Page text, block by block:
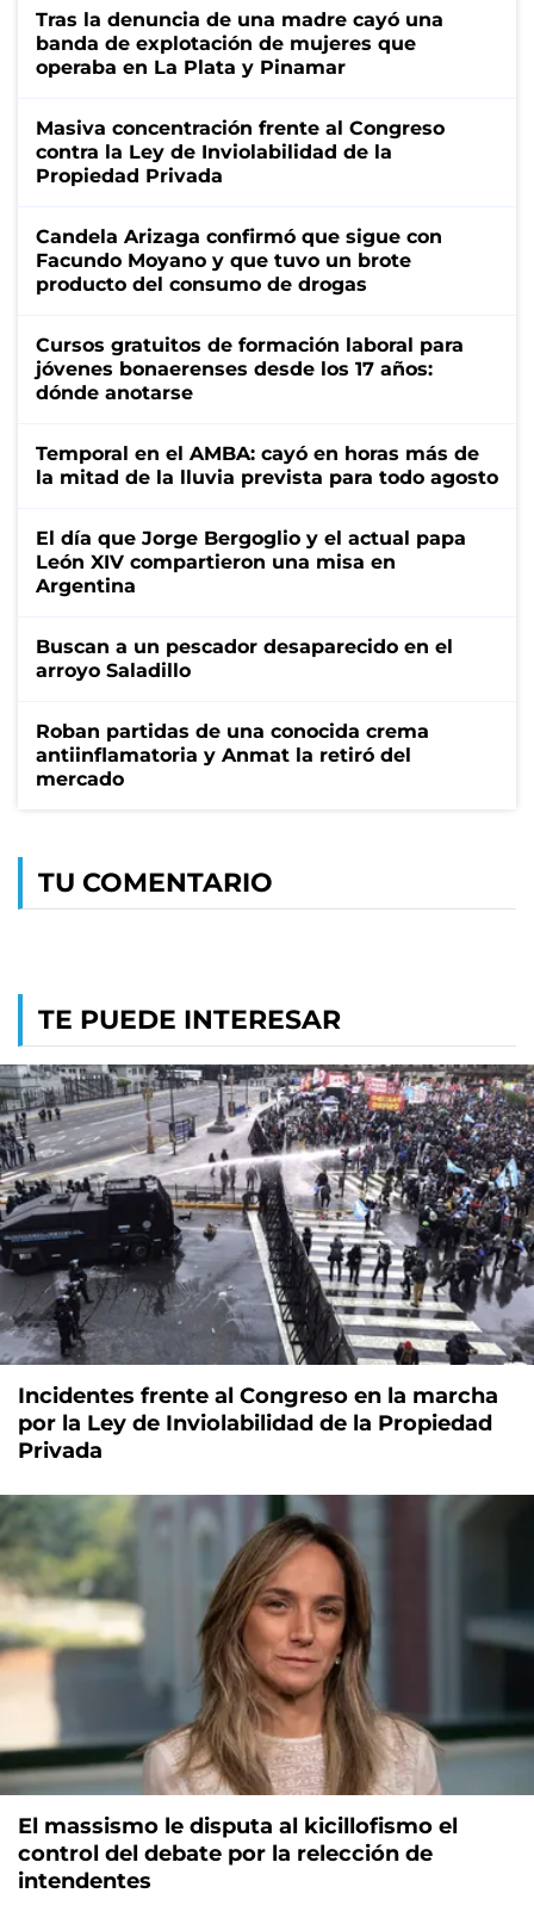
Tras la denuncia de una madre cayó una
banda de explotación de mujeres que
operaba en La Plata y Pinamar
Masiva concentración frente al Congreso
contra la Ley de Inviolabilidad de la
Propiedad Privada
Candela Arizaga confirmó que sigue con
Facundo Moyano y que tuvo un brote
producto del consumo de drogas
Cursos gratuitos de formación laboral para
jóvenes bonaerenses desde los 17 años:
dónde anotarse
Temporal en el AMBA: cayó en horas más de
la mitad de la lluvia prevista para todo agosto
El día que Jorge Bergoglio y el actual papa
León XIV compartieron una misa en
Argentina
Buscan a un pescador desaparecido en el
arroyo Saladillo
Roban partidas de una conocida crema
antiinflamatoria y Anmat la retiró del
mercado
TU COMENTARIO
TE PUEDE INTERESAR
Incidentes frente al Congreso en la marcha
por la Ley de Inviolabilidad de la Propiedad
Privada
El massismo le disputa al kicillofismo el
control del debate por la relección de
intendentes